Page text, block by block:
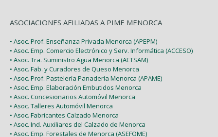
ASOCIACIONES AFILIADAS A PIME MENORCA
• Asoc. Prof. Enseñanza Privada Menorca (APEPM)
• Asoc. Emp. Comercio Electrónico y Serv. Informática (ACCESO)
• Asoc. Tra. Suministro Agua Menorca (AETSAM)
• Asoc. Fab. y Curadores de Queso Menorca
• Asoc. Prof. Pastelería Panadería Menorca (APAME)
• Asoc. Emp. Elaboración Embutidos Menorca
• Asoc. Concesionarios Automóvil Menorca
• Asoc. Talleres Automóvil Menorca
• Asoc. Fabricantes Calzado Menorca
• Asoc. Ind. Auxiliares del Calzado de Menorca
• Asoc. Emp. Forestales de Menorca (ASEFOME)